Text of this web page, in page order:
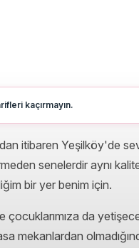
kaçırmayın.
itibaren Yeşilköy'de
senelerdir aynı
bir yer benim için.
çocuklarımıza da
mekanlardan